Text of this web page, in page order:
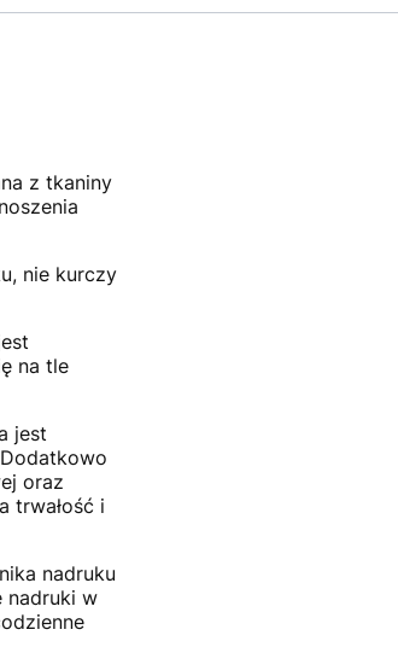
z tkaniny
nie kurczy
na tle
jest
oraz
trwałość i
nadruku
nadruki w